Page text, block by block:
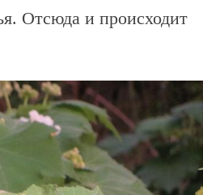
Отсюда и происходит